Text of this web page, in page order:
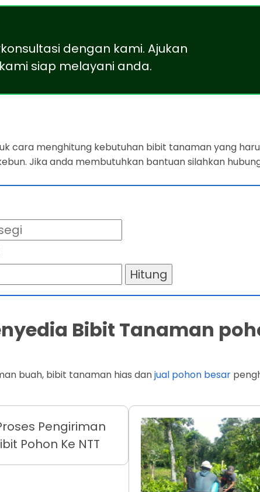
dengan kami. Ajukan
siap melayani anda.
cara menghitung kebutuhan bibit tanaman yang
Jika anda membutuhkan bantuan silahkan
Hitung
Bibit Tanaman
buah, bibit tanaman hias danjual pohon besar